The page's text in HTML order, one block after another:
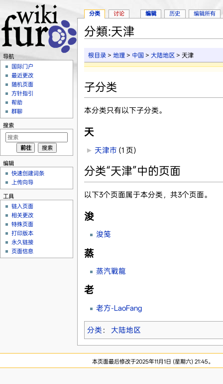
分類:天津
根目录 >地理 > 中国 >大陆地区 > 天津
子分类
本分类只有以下子分类。
天
► 天津市 (1 页)
分类“天津”中的页面
以下3个页面属于本分类，共3个页面。
浚
浚笺
蒸
蒸汽戰龍
老
老方-LaoFang
分类 ： 大陆地区
分类 讨论 编辑 历史 编辑所有
导航
国际门户
最近更改
随机页面
方针指引
帮助
群聊
搜索
编辑
快速创建词条
上传向导
工具
链入页面
相关更改
特殊页面
打印版本
永久链接
页面信息
本页面最后修改于2025年11月1日 (星期六) 21:45。